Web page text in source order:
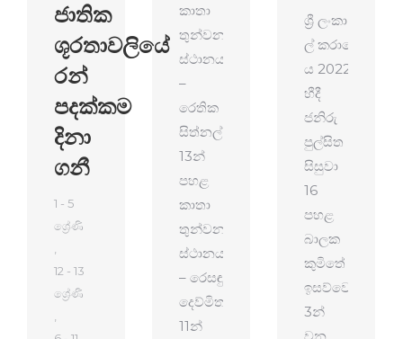
කාතා
තුන්වන
ස්ථානය
–
රෙතික
සිත්නල්
13න්
පහළ
කාතා
තුන්වන
ස්ථානය
– රෙසඳු
දෙව්මිත
11න්
ශ්‍රී ලංකා ජ්‍යේෂ්ඨ
ල් කරාටේ
ය 2022
හීදී
ජනිරු
පුල්සිත
සිසුවා
16
පහළ
බාලක
කුමිතේ
ඉසව්වෙන්
3න්
ජාතික
ශූරතාවලියේ
රන්
පදක්කම
දිනා
ගනී
1 - 5
ශ්‍රේණි
12 - 13
ශ්‍රේණි